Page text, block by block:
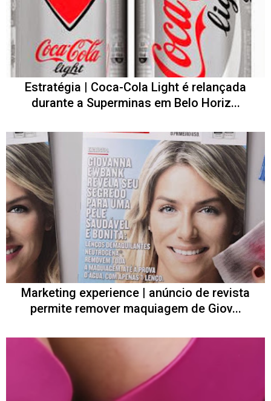
Estratégia | Coca-Cola Light é relançada
durante a Superminas em Belo Horiz...
Marketing experience | anúncio de revista
permite remover maquiagem de Giov...